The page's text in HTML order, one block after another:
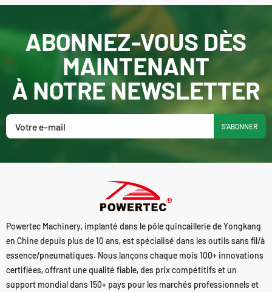
ABONNEZ-VOUS DÈS
MAINTENANT
À NOTRE NEWSLETTER
S'ABONNER
Powertec Machinery, implanté dans le pôle quincaillerie de Yongkang
en Chine depuis plus de 10 ans, est spécialisé dans les outils sans fil/à
essence/pneumatiques. Nous lançons chaque mois 100+ innovations
certifiées, offrant une qualité fiable, des prix compétitifs et un
support mondial dans 150+ pays pour les marchés professionnels et